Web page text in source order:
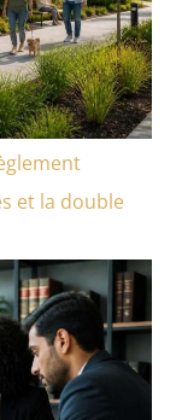
et la double